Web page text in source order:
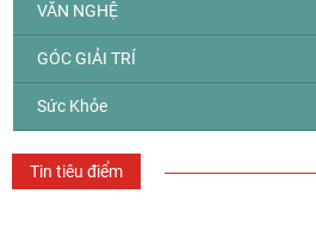
VĂN NGHỆ
GÓC GIẢI TRÍ
Sức Khỏe
Tin tiêu điểm